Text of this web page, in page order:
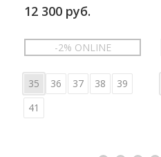
12 300 руб.
-2% ONLINE
35 36 37 38
39
41